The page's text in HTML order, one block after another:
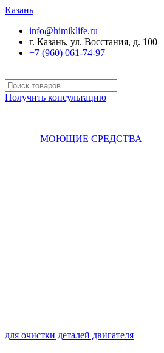
Казань
info@himiklife.ru
г. Казань, ул. Восстания, д. 100
+7 (960) 061-74-97
Получить консультацию
МОЮЩИЕ СРЕДСТВА
для очистки деталей двигателя